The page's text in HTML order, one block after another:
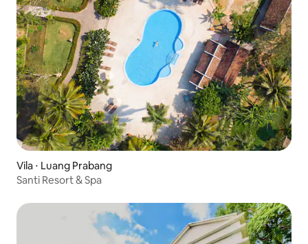
Vila ⋅ Luang Prabang
Santi Resort & Spa